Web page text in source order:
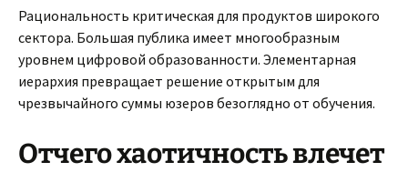
Рациональность критическая для продуктов широкого
сектора. Большая публика имеет многообразным
уровнем цифровой образованности. Элементарная
иерархия превращает решение открытым для
чрезвычайного суммы юзеров безоглядно от обучения.
Отчего хаотичность влечет